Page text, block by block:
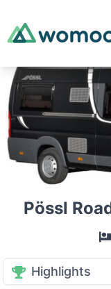
Pössl
Highlights